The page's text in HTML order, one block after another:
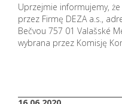
Uprzejmie informujemy,
przez Firmę DEZA a.s.,
Bečvou 757 01 Valašské
wybrana przez Komisję